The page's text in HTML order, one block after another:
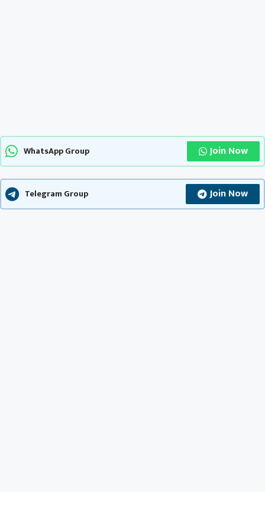
WhatsApp Group Join Now
Telegram Group Join Now